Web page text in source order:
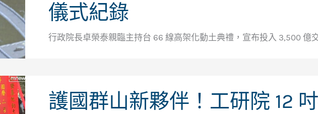
儀式紀錄
行政院長卓榮泰親臨主持台 66 線高架化動土典禮，宣布投入 3,500 億
護國群山新夥伴！工研院 12